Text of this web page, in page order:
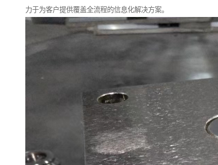
力于为客户提供覆盖全流程的信息化解决方案。